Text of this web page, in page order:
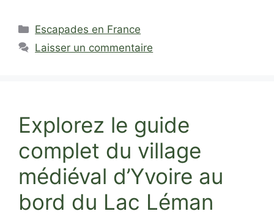
Catégories
Escapades en France
Laisser un commentaire
Explorez le guide
complet du village
médiéval d’Yvoire au
bord du Lac Léman